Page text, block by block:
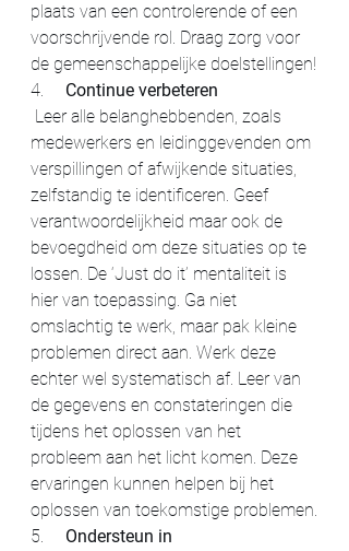
plaats van een controlerende of een
voorschrijvende rol. Draag zorg voor
de gemeenschappelijke doelstellingen!
4. Continue verbeteren
medewerkers en leidinggevenden om
verspillingen of afwijkende situaties,
zelfstandig te identificeren. Geef
verantwoordelijkheid maar ook de
bevoegdheid om deze situaties op te
lossen. De ‘Just do it’ mentaliteit is
hier van toepassing. Ga niet
omslachtig te werk, maar pak kleine
problemen direct aan. Werk deze
echter wel systematisch af. Leer van
de gegevens en constateringen die
tijdens het oplossen van het
probleem aan het licht komen. Deze
ervaringen kunnen helpen bij het
oplossen van toekomstige problemen.
5. Ondersteun in